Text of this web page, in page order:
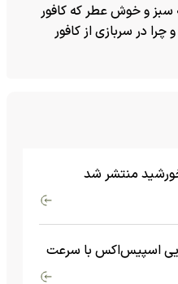
و خوش عطر که کافور
در سربازی از کافور
منتشر شد
و ۴ هزار کیلویی اسپیس‌اکس با سرعت